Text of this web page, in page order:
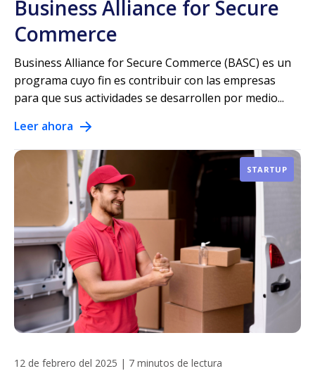
Business Alliance for Secure
Commerce
Business Alliance for Secure Commerce (BASC) es un
programa cuyo fin es contribuir con las empresas
para que sus actividades se desarrollen por medio...
Leer ahora
STARTUP
12 de febrero del 2025 | 7 minutos de lectura